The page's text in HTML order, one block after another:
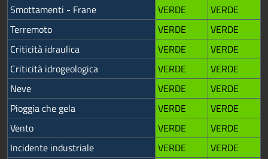
Smottamenti - Frane
VERDE
VERDE
Terremoto
VERDE
VERDE
Criticità idraulica
VERDE
VERDE
Criticità idrogeologica
VERDE
VERDE
Neve
VERDE
VERDE
Pioggia che gela
VERDE
VERDE
Vento
VERDE
VERDE
Incidente industriale
VERDE
VERDE